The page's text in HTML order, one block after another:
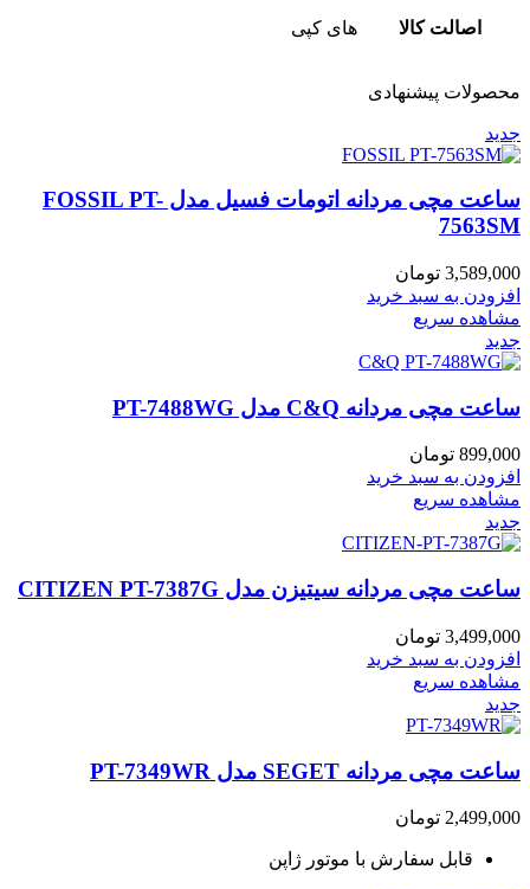
اصالت کالا های کپی
محصولات پیشنهادی
جدید
ساعت مچی مردانه اتومات فسیل مدل FOSSIL PT-
7563SM
3,589,000 تومان
افزودن به سبد خرید
مشاهده سریع
جدید
ساعت مچی مردانه C&Q مدل PT-7488WG
899,000 تومان
افزودن به سبد خرید
مشاهده سریع
جدید
ساعت مچی مردانه سیتیزن مدل CITIZEN PT-7387G
3,499,000 تومان
افزودن به سبد خرید
مشاهده سریع
جدید
ساعت مچی مردانه SEGET مدل PT-7349WR
2,499,000 تومان
قابل سفارش با موتور ژاپن